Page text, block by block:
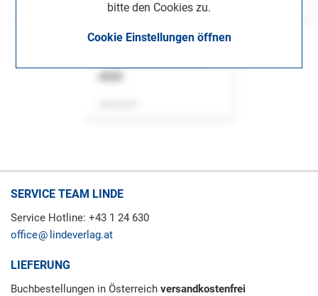
bitte den Cookies zu.
Cookie Einstellungen öffnen
SERVICE TEAM LINDE
Service Hotline: +43 1 24 630
office
lindeverlag.at
LIEFERUNG
Buchbestellungen in Österreich versandkostenfrei